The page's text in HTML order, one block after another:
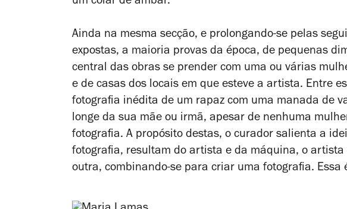
Ainda na mesma secção, e prolongando-se pelas
expostas, a maioria provas da época, de pequenas
central das obras se prender com uma ou várias
e de casas dos locais em que esteve a artista. Entre
fotografia inédita de um rapaz com uma manada de
longe da sua mãe ou irmã, apesar de nenhuma
fotografia. A propósito destas, o curador salienta a
fotografia, resultam do artista e da máquina, o artista
outra, combinando-se para criar uma fotografia. Essa